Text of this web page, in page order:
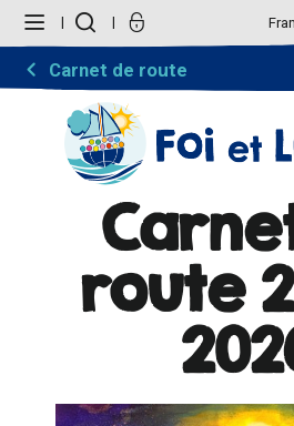
contenu.
navigation
personnels
Carnet de route
route